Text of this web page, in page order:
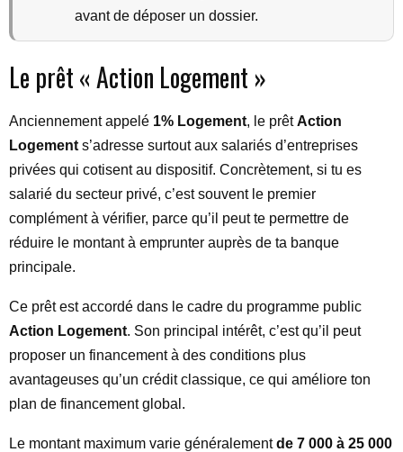
avant de déposer un dossier.
Le prêt « Action Logement »
Anciennement appelé 1% Logement, le prêtAction
Logement s’adresse surtout aux salariés d’entreprises
privées qui cotisent au dispositif. Concrètement, si tu es
salarié du secteur privé, c’est souvent le premier
complément à vérifier, parce qu’il peut te permettre de
réduire le montant à emprunter auprès de ta banque
principale.
Ce prêt est accordé dans le cadre du programme public
Action Logement. Son principal intérêt, c’est qu’il peut
proposer un financement à des conditions plus
avantageuses qu’un crédit classique, ce qui améliore ton
plan de financement global.
Le montant maximum varie généralementde 7 000 à 25 000